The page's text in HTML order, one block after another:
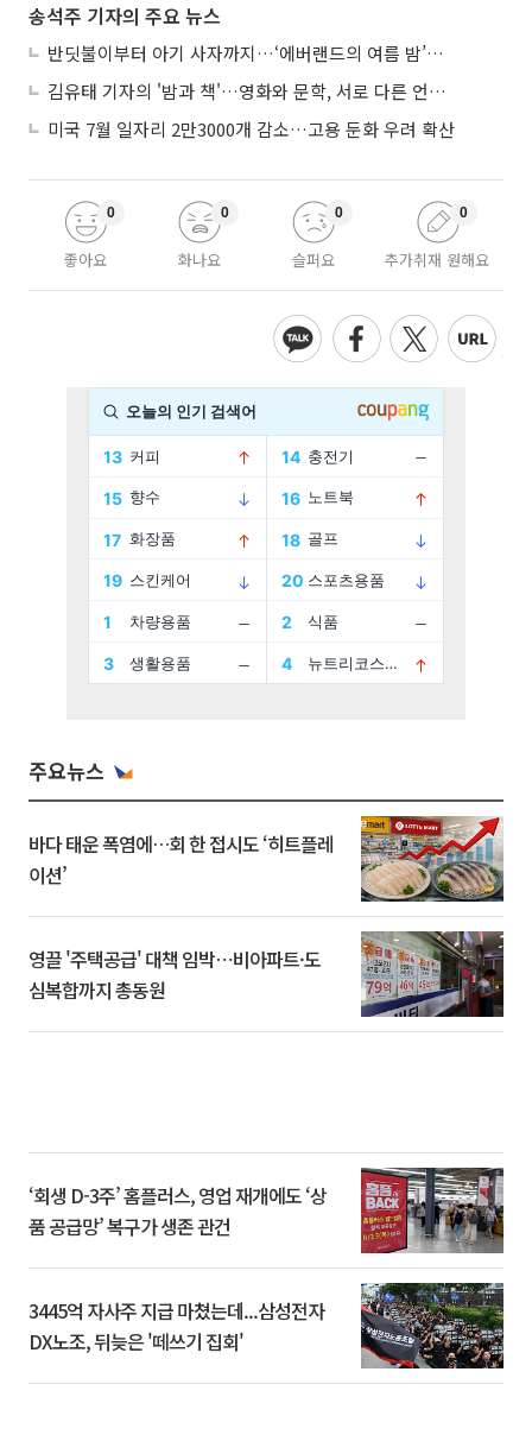
송석주 기자의 주요 뉴스
반딧불이부터 아기 사자까지…‘에버랜드의 여름 밤’이 기다려지는 이유
김유태 기자의 '밤과 책'…영화와 문학, 서로 다른 언어를 읽다
미국 7월 일자리 2만3000개 감소…고용 둔화 우려 확산
좋아요
0
화나요
0
슬퍼요
0
추가취재 원해요
0
주요뉴스
바다 태운 폭염에…회 한 접시도 ‘히트플레
이션’
영끌 '주택공급' 대책 임박⋯비아파트·도
심복합까지 총동원
‘회생 D-3주’ 홈플러스, 영업 재개에도 ‘상
품 공급망’ 복구가 생존 관건
3445억 자사주 지급 마쳤는데...삼성전자
DX노조, 뒤늦은 '떼쓰기 집회'